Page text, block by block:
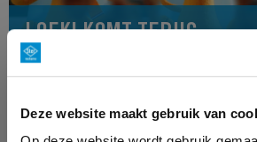
Deze website maakt gebruik van
LOEKI KOMT TERUG